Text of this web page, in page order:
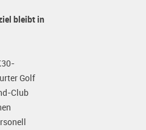
bleibt in
Golf
Club